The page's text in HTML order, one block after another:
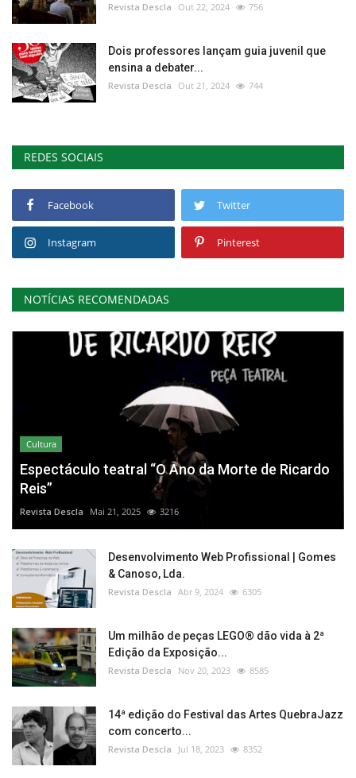
Revista Descla Out 22, 2024 756
Dois professores lançam guia juvenil que
ensina a debater...
Revista Descla Out 21, 2024 744
REDES SOCIAIS
Facebook Twitter
Instagram Pinterest
NOTÍCIAS RECOMENDADAS
Cultura
Espectáculo teatral “O Ano da Morte de Ricardo
Reis”
Revista Descla Mai 21, 2025 3216
Desenvolvimento Web Profissional | Gomes
& Canoso, Lda.
Revista Descla Abr 9, 2024 6305
Um milhão de peças LEGO® dão vida à 2ª
Edição da Exposição...
Revista Descla Nov 20, 2023 8585
14ª edição do Festival das Artes QuebraJazz
com concerto...
Revista Descla Jul 18, 2023 8352